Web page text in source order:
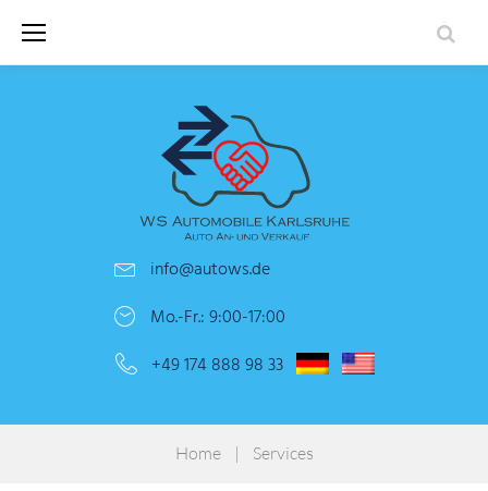
content
info@autows.de
Mo.-Fr.: 9:00-17:00
+49 174 888 98 33
Home | Services